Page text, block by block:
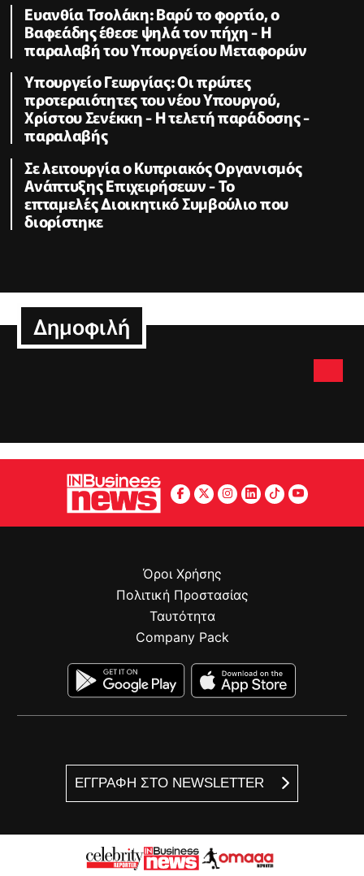
Ευανθία Τσολάκη: Βαρύ το φορτίο, ο
Βαφεάδης έθεσε ψηλά τον πήχη - Η
παραλαβή του Υπουργείου Μεταφορών
Υπουργείο Γεωργίας: Οι πρώτες
προτεραιότητες του νέου Υπουργού,
Χρίστου Σενέκκη - Η τελετή παράδοσης -
παραλαβής
Σε λειτουργία ο Κυπριακός Οργανισμός
Ανάπτυξης Επιχειρήσεων - To
επταμελές Διοικητικό Συμβούλιο που
διορίστηκε
Δημοφιλή
ΕΓΓΡΑΦΗ ΣΤΟ NEWSLETTER
Όροι Χρήσης
Πολιτική Προστασίας
Ταυτότητα
Company Pack